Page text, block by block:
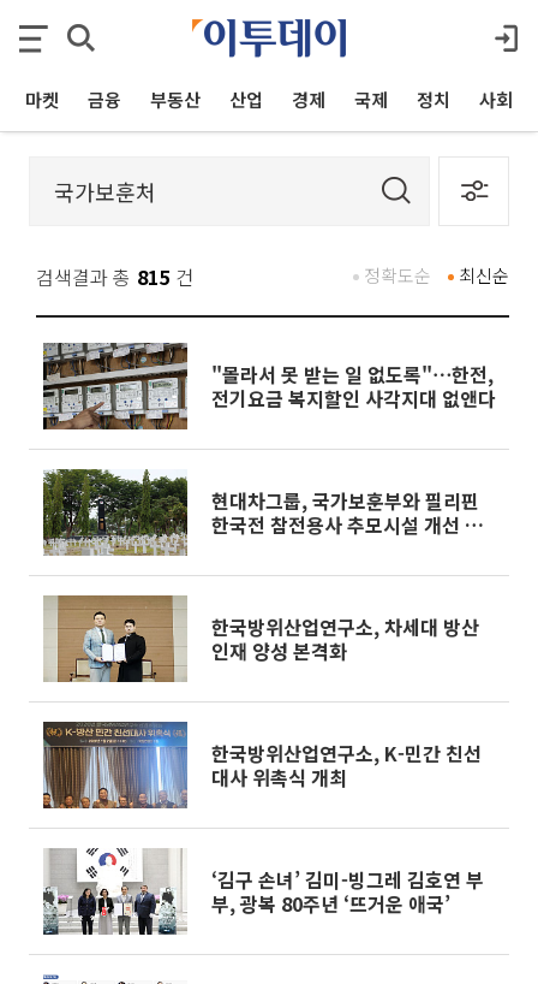
마켓 금융 부동산 산업 경제 국제 정치 사회
검색결과 총 815 건 최신순
정확도순
"몰라서 못 받는 일 없도록"⋯한전,
전기요금 복지할인 사각지대 없앤다
현대차그룹, 국가보훈부와 필리핀
한국전 참전용사 추모시설 개선 나
한국방위산업연구소, 차세대 방산
인재 양성 본격화
한국방위산업연구소, K-민간 친선
대사 위촉식 개최
‘김구 손녀’ 김미-빙그레 김호연 부
부, 광복 80주년 ‘뜨거운 애국’